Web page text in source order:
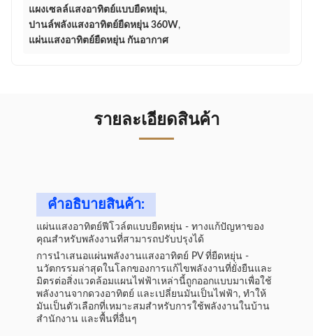
แผงเซลล์แสงอาทิตย์แบบยืดหยุ่น,
ปานล์พลังแสงอาทิตย์ยืดหยุ่น 360W,
แผ่นแสงอาทิตย์ยืดหยุ่น กันอากาศ
รายละเอียดสินค้า
คําอธิบายสินค้า:
แผ่นแสงอาทิตย์ฟีโวล์ตแบบยืดหยุ่น - ทางแก้ปัญหาของ
คุณสําหรับพลังงานที่สามารถปรับปรุงได้
การนําเสนอแผ่นพลังงานแสงอาทิตย์ PV ที่ยืดหยุ่น -
นวัตกรรมล่าสุดในโลกของการแก้ไขพลังงานที่ยั่งยืนและ
มิตรต่อสิ่งแวดล้อมแผนไฟฟ้าเหล่านี้ถูกออกแบบมาเพื่อใช้
พลังงานจากดวงอาทิตย์ และเปลี่ยนมันเป็นไฟฟ้า, ทําให้
มันเป็นตัวเลือกที่เหมาะสมสําหรับการใช้พลังงานในบ้าน
สํานักงาน และพื้นที่อื่นๆ